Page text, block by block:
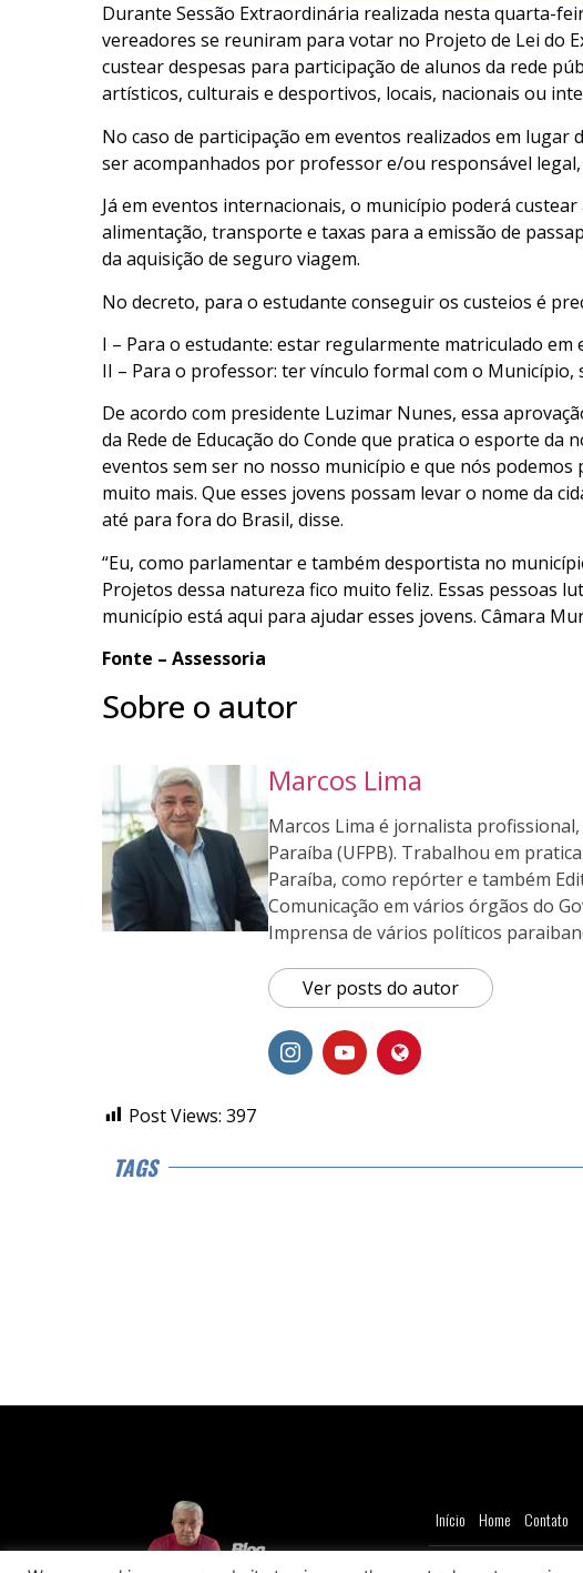
Durante Sessão Extraordinária realizada nesta quarta-
vereadores se reuniram para votar no Projeto de Lei do
custear despesas para participação de alunos da rede
artísticos, culturais e desportivos, locais, nacionais ou
No caso de participação em eventos realizados em
ser acompanhados por professor e/ou responsável
Já em eventos internacionais, o município poderá
alimentação, transporte e taxas para a emissão de
da aquisição de seguro viagem.
No decreto, para o estudante conseguir os custeios é
I – Para o estudante: estar regularmente matriculado em
II – Para o professor: ter vínculo formal com o
De acordo com presidente Luzimar Nunes, essa
da Rede de Educação do Conde que pratica o esporte da
eventos sem ser no nosso município e que nós
muito mais. Que esses jovens possam levar o nome da
até para fora do Brasil, disse.
“Eu, como parlamentar e também desportista no
Projetos dessa natureza fico muito feliz. Essas pessoas
município está aqui para ajudar esses jovens. Câmara
Fonte – Assessoria
Sobre o autor
Marcos Lima
Marcos Lima é jornalista
Paraíba (UFPB). Trabalhou em
Paraíba, como repórter e também
Comunicação em vários órgãos do
Imprensa de vários políticos
Ver posts do autor
Post Views: 397
TAGS
Início Home Contato